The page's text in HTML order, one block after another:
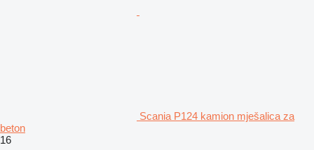
Scania P124 kamion mješalica za
beton
16